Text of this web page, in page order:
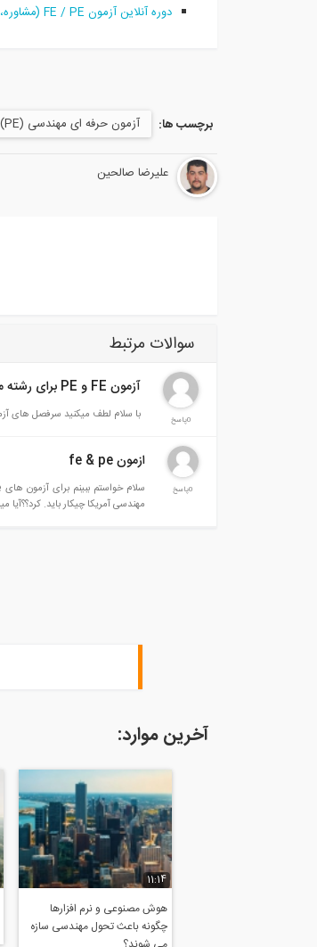
دوره آنلاین آزمون FE / PE (مشاوره، آموزش و انجام امور ثبت نام و ارزیابی متقاضیان آزمونهای موسسه NCEES آمریکا)
برچسب ها: آزمون حرفه ای مهندسی (PE) یا Profasional Engineering Exam
علیرضا صالحین
سوالات مرتبط
0پاسخ
آزمون FE و PE برای رشته معماری
با سلام لطف میکنید سرفصل های آزمون حرفه ای برای رشته مهندسی معماری را بفرمائید. با سپاس.
0پاسخ
ازمون fe & pe
مهندسی آمریکا چیکار باید. کرد؟؟آیا
آخرین موارد:
11:14
هوش مصنوعی و نرم افزارها
چگونه باعث تحول مهندسی سازه